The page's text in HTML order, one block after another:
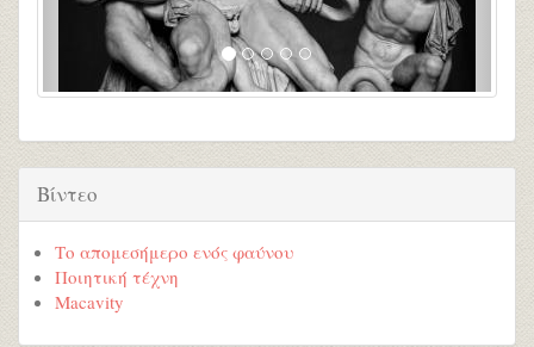
Βίντεο
Το απομεσήμερο ενός φαύνου
Ποιητική τέχνη
Macavity